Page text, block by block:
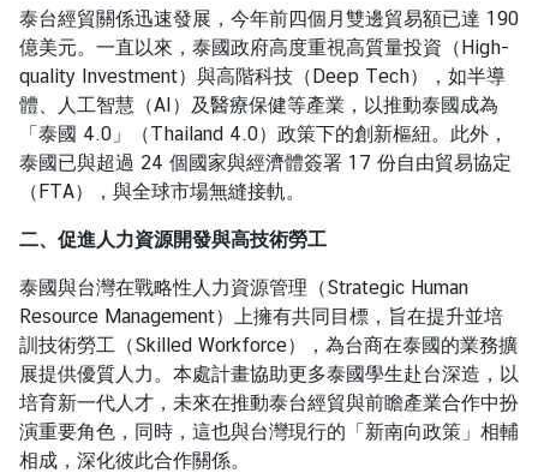
t
o
T
h
a
i
l
n
d
ธุ
ร
กิ
จ
泰台經貿關係迅速發展，今年前四個月雙邊貿易額已達 190
億美元。一直以來，泰國政府高度重視高質量投資（High-
quality Investment）與高階科技（Deep Tech），如半導
體、人工智慧（AI）及醫療保健等產業，以推動泰國成為
「泰國 4.0 」（Thailand 4.0）政策下的創新樞紐。此外，
泰國已與超過 24 個國家與經濟體簽署 17 份自由貿易協定
（FTA），與全球市場無縫接軌。
二、促進人力資源開發與高技術勞工
泰國與台灣在戰略性人力資源管理（Strategic Human
Resource Management）上擁有共同目標，旨在提升並培
訓技術勞工（Skilled Workforce），為台商在泰國的業務擴
展提供優質人力。本處計畫協助更多泰國學生赴台深造，以
培育新一代人才，未來在推動泰台經貿與前瞻產業合作中扮
演重要角色，同時，這也與台灣現行的「新南向政策」相輔
相成，深化彼此合作關係。